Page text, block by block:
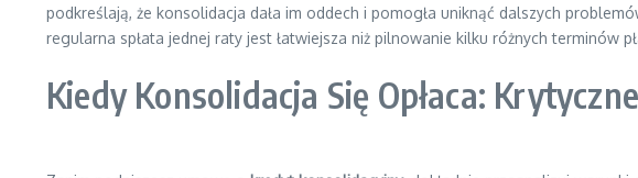
podkreślają, że konsolidacja dała im oddech i pomogła uniknąć dalszych
regularna spłata jednej raty jest łatwiejsza niż pilnowanie kilku różnych terminów
Kiedy Konsolidacja Się Opłaca: